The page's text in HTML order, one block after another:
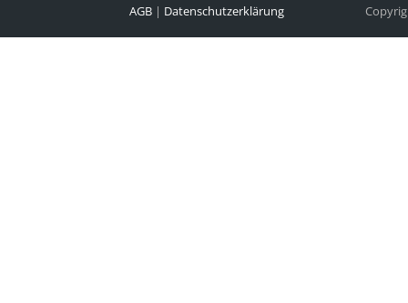
AGB | Datenschutzerklärung